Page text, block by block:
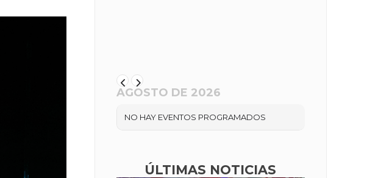
AGOSTO DE 2026
NO HAY EVENTOS PROGRAMADOS
ÚLTIMAS NOTICIAS